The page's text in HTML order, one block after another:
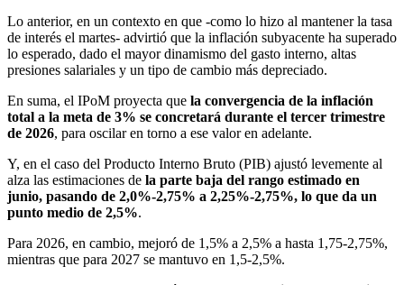
Lo anterior, en un contexto en que -como lo hizo al mantener la tasa
de interés el martes- advirtió que la inflación subyacente ha superado
lo esperado, dado el mayor dinamismo del gasto interno, altas
presiones salariales y un tipo de cambio más depreciado.
En suma, el IPoM proyecta que la convergencia de la inflación
total a la meta de 3% se concretará durante el tercer trimestre
de 2026, para oscilar en torno a ese valor en adelante.
Y, en el caso del Producto Interno Bruto (PIB) ajustó levemente al
alza las estimaciones de la parte baja del rango estimado en
junio, pasando de 2,0%-2,75% a 2,25%-2,75%, lo que da un
punto medio de 2,5%.
Para 2026, en cambio, mejoró de 1,5% a 2,5% a hasta 1,75-2,75%,
mientras que para 2027 se mantuvo en 1,5-2,5%.